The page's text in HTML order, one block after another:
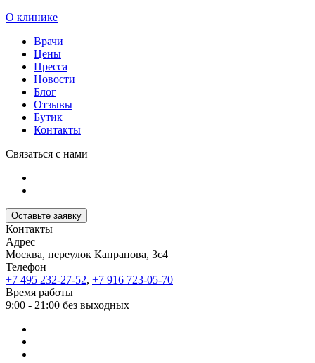
О клинике
Врачи
Цены
Пресса
Новости
Блог
Отзывы
Бутик
Контакты
Связаться с нами
Оставьте заявку
Контакты
Адрес
Москва, переулок Капранова, 3с4
Телефон
+7 495 232-27-52, +7 916 723-05-70
Время работы
9:00 - 21:00 без выходных